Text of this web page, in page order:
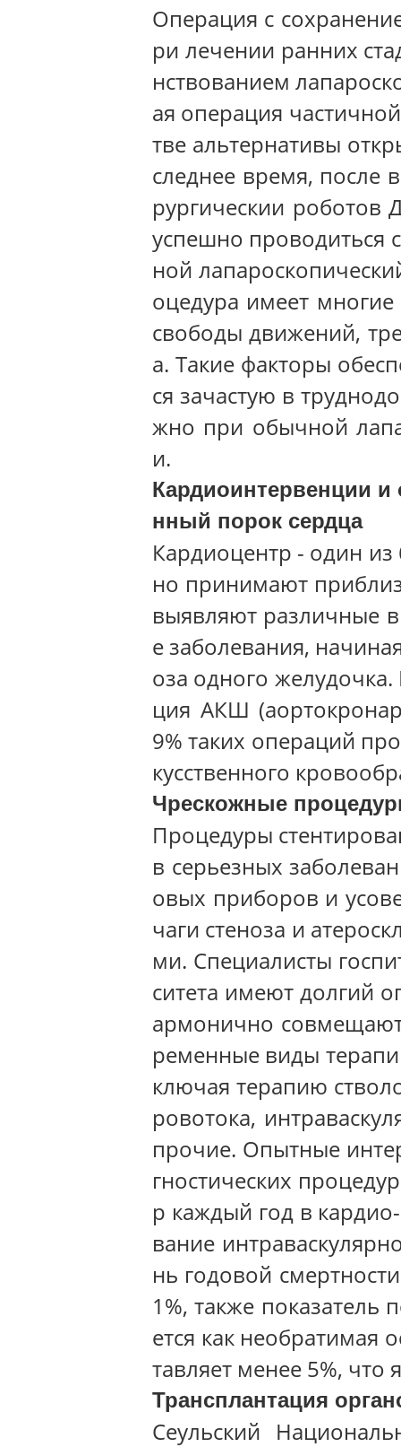
Операция с
ри лечении ранних
нствованием
ая операция
тве альтернативы
следнее время, после
рургическии роботов
успешно проводиться
ной
оцедура имеет многие
свободы движений,
а. Такие факторы
ся зачастую в
жно при обычной
и.
Кардиоинтервенции
нный порок сердца
Кардиоцентр - один
но принимают
выявляют различные
е заболевания,
оза одного
ция АКШ
9% таких операций
кусственного
Чрескожные
Процедуры
в серьезных
овых приборов и
чаги стеноза и
ми. Специалисты
ситета имеют долгий
армонично
ременные виды
ключая терапию
ровотока,
прочие. Опытные
гностических
р каждый год в
вание
нь годовой
1%, также показатель
ется как необратимая
тавляет менее 5%,
Трансплантация
Сеульский